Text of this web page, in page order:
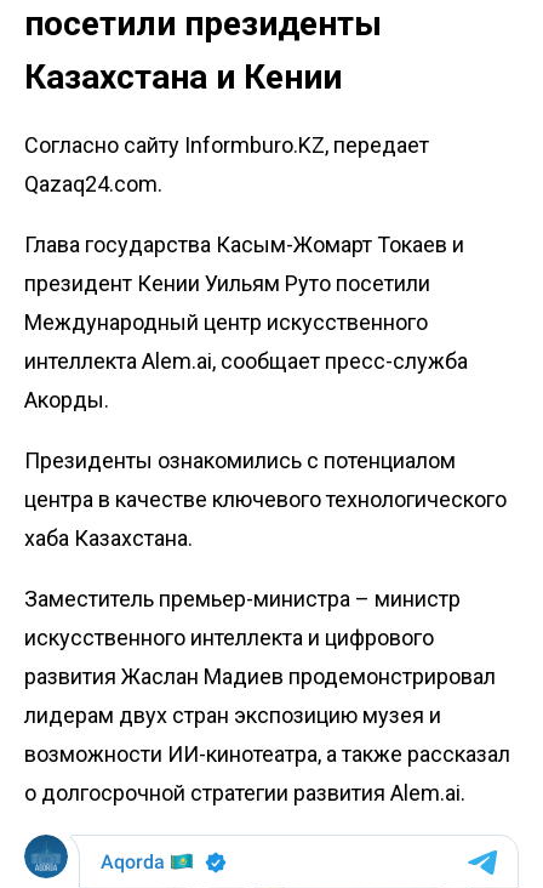
посетили президенты
Казахстана и Кении
Согласно сайту Informburo.KZ, передает
Qazaq24.com.
Глава государства Касым-Жомарт Токаев и
президент Кении Уильям Руто посетили
Международный центр искусственного
интеллекта Alem.ai, сообщает пресс-служба
Акорды.
Президенты ознакомились с потенциалом
центра в качестве ключевого технологического
хаба Казахстана.
Заместитель премьер-министра – министр
искусственного интеллекта и цифрового
развития Жаслан Мадиев продемонстрировал
лидерам двух стран экспозицию музея и
возможности ИИ-кинотеатра, а также рассказал
о долгосрочной стратегии развития Alem.ai.